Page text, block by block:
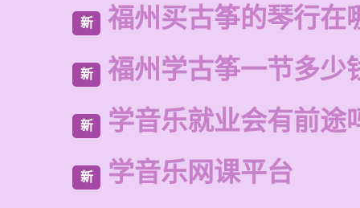
新 福州买古筝的琴行在
新 福州学古筝一节多少
新 学音乐就业会有前途
新 学音乐网课平台